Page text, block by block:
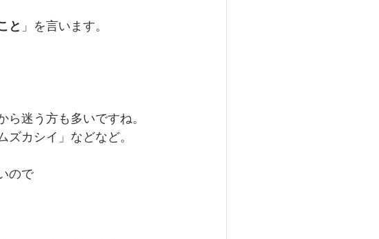
と 」を言います。
ら迷う方も多いですね。
カシイ」などなど。
ので